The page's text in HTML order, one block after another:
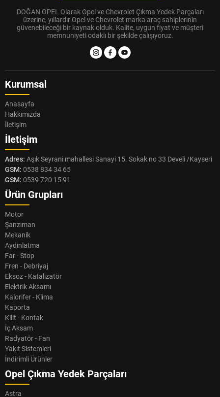
DOĞAN OPEL Olarak Opel ve Chevrolet Çıkma Yedek Parçaları
üzerine, yıllardır Opel ve Chevrolet marka araç sahiplerinin
güvenebileceği bir kaynak olduk. Kalite, uygun fiyat ve müşteri
memnuniyeti odaklı bir şekilde çalışıyoruz.
Kurumsal
Anasayfa
Hakkımızda
İletişim
İletişim
Adres: Aşık Seyrani mahallesi Sanayi 15. Sokak no 33 Develi /Kayseri
GSM: 0538 834 34 65
GSM: 0539 720 15 91
Ürün Grupları
Motor
Şanzıman
Mekanik
Aydınlatma
Far - Stop
Fren - Debriyaj
Eksoz - Katalizatör
Elektrik Aksamı
Kalorifer - Klima
Kaporta
Kilit - Kontak
İç Aksam
Radyatör - Fan
Yakıt Sistemleri
İndirimli Ürünler
Opel Çıkma Yedek Parçaları
Astra